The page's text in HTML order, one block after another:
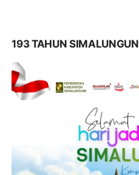
193 TAHUN SIMALUNGUN